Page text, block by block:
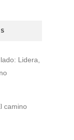
Lidera,
camino